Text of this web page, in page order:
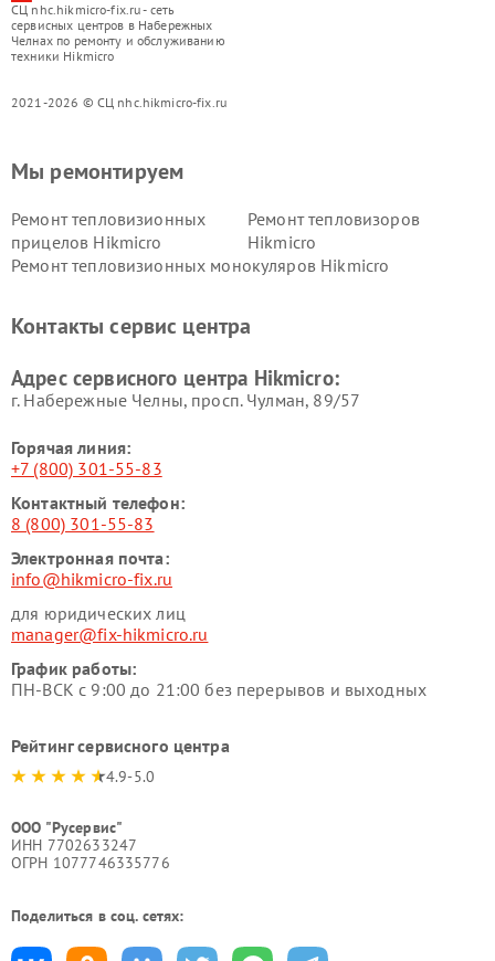
СЦ nhc.hikmicro-fix.ru - сеть
сервисных центров в Набережных
Челнах по ремонту и обслуживанию
техники Hikmicro
2021-2026 © СЦ nhc.hikmicro-fix.ru
Мы ремонтируем
Ремонт тепловизионных
прицелов Hikmicro
Ремонт тепловизоров
Hikmicro
Ремонт тепловизионных монокуляров Hikmicro
Контакты сервис центра
Адрес сервисного центра Hikmicro:
г. Набережные Челны, просп. Чулман, 89/57
Горячая линия:
+7 (800) 301-55-83
Контактный телефон:
8 (800) 301-55-83
Электронная почта:
info@hikmicro-fix.ru
для юридических лиц
manager@fix-hikmicro.ru
График работы:
ПН-ВСК с 9:00 до 21:00 без перерывов и выходных
Рейтинг сервисного центра
4.9-5.0
ООО "Русервис"
ИНН 7702633247
ОГРН 1077746335776
Поделиться в соц. сетях: